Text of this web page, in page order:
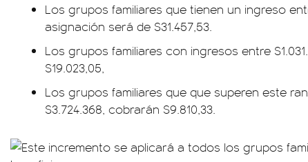
Los grupos familiares que tienen un ingreso
asignación será de $31.457,53.
Los grupos familiares con ingresos entre
$19.023,05,
Los grupos familiares que que superen este
$3.724.368, cobrarán $9.810,33.